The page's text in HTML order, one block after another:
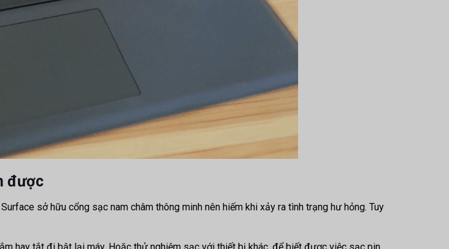
được
sở hữu cổng sạc nam châm thông minh nên hiếm khi xảy ra tình trạng hư hỏng. Tuy